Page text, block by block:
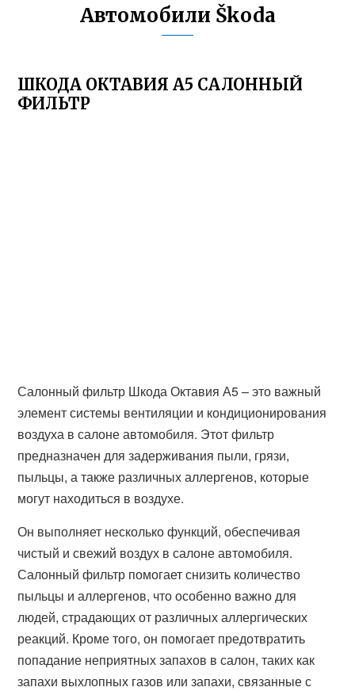
Автомобили Škoda
ШКОДА ОКТАВИЯ А5 САЛОННЫЙ
ФИЛЬТР
Салонный фильтр Шкода Октавия А5 – это важный
элемент системы вентиляции и кондиционирования
воздуха в салоне автомобиля. Этот фильтр
предназначен для задерживания пыли, грязи,
пыльцы, а также различных аллергенов, которые
могут находиться в воздухе.
Он выполняет несколько функций, обеспечивая
чистый и свежий воздух в салоне автомобиля.
Салонный фильтр помогает снизить количество
пыльцы и аллергенов, что особенно важно для
людей, страдающих от различных аллергических
реакций. Кроме того, он помогает предотвратить
попадание неприятных запахов в салон, таких как
запахи выхлопных газов или запахи, связанные с